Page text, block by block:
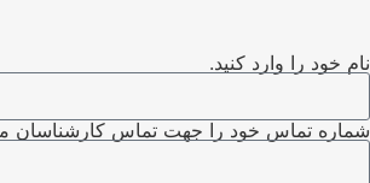
نام خود را وارد کنید.
شماره تماس خود را جهت تماس کارشناسان ما